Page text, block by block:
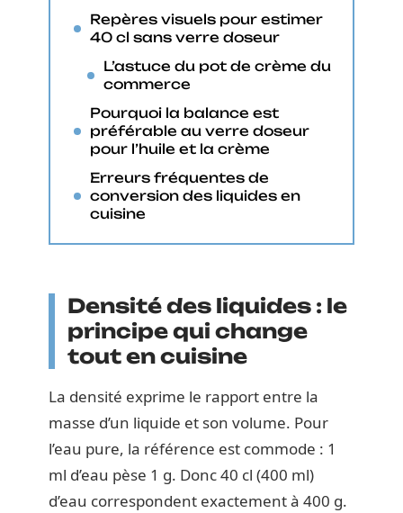
Repères visuels pour estimer
40 cl sans verre doseur
L’astuce du pot de crème du
commerce
Pourquoi la balance est
préférable au verre doseur
pour l’huile et la crème
Erreurs fréquentes de
conversion des liquides en
cuisine
Densité des liquides : le
principe qui change
tout en cuisine
La densité exprime le rapport entre la
masse d’un liquide et son volume. Pour
l’eau pure, la référence est commode : 1
ml d’eau pèse 1 g. Donc 40 cl (400 ml)
d’eau correspondent exactement à 400 g.